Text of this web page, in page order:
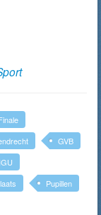
GVB
Pupillen